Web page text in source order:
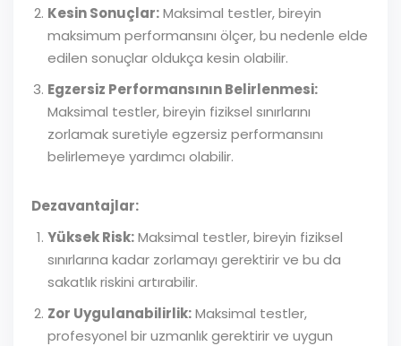
Kesin Sonuçlar:Maksimal testler, bireyin
maksimum performansını ölçer, bu nedenle elde
edilen sonuçlar oldukça kesin olabilir.
Egzersiz Performansının Belirlenmesi:
Maksimal testler, bireyin fiziksel sınırlarını
zorlamak suretiyle egzersiz performansını
belirlemeye yardımcı olabilir.
Dezavantajlar:
Yüksek Risk:Maksimal testler, bireyin fiziksel
sınırlarına kadar zorlamayı gerektirir ve bu da
sakatlık riskini artırabilir.
Zor Uygulanabilirlik:Maksimal testler,
profesyonel bir uzmanlık gerektirir ve uygun